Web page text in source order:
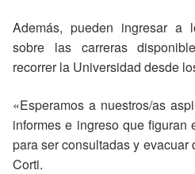
Además, pueden ingresar a
sobre las carreras
recorrer la Universidad desde
«Esperamos a nuestros/as
informes e ingreso que figuran
para ser consultadas y
Corti.